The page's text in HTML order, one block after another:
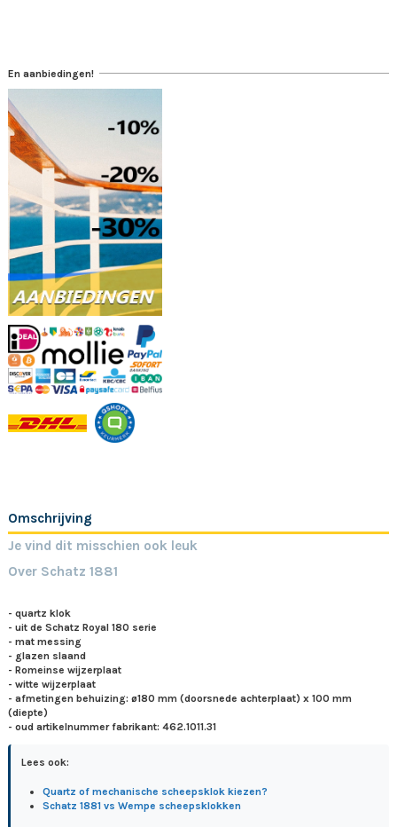
En aanbiedingen!
Omschrijving
Je vind dit misschien ook leuk
Over Schatz 1881
- quartz klok
- uit de Schatz Royal 180 serie
- mat messing
- glazen slaand
- Romeinse wijzerplaat
- witte wijzerplaat
- afmetingen behuizing: ø180 mm (doorsnede achterplaat) x 100 mm
(diepte)
- oud artikelnummer fabrikant: 462.1011.31
Lees ook:
Quartz of mechanische scheepsklok kiezen?
Schatz 1881 vs Wempe scheepsklokken